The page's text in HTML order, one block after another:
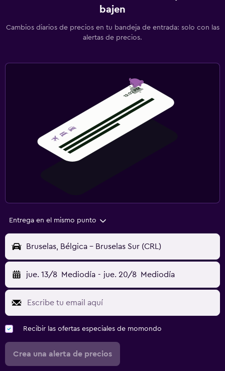
bajen
Cambios diarios de precios en tu bandeja de entrada: solo con las
alertas de precios.
Entrega en el mismo punto
Bruselas, Bélgica - Bruselas Sur (CRL)
jue. 13/8 Mediodía - jue. 20/8 Mediodía
Recibir las ofertas especiales de momondo
Crea una alerta de precios